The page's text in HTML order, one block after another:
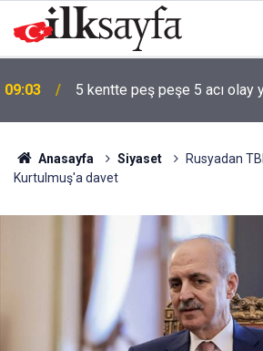
09:03 5 kentte peş peşe 5 acı olay
Anasayfa Siyaset
Rusyadan
Kurtulmuş'a davet